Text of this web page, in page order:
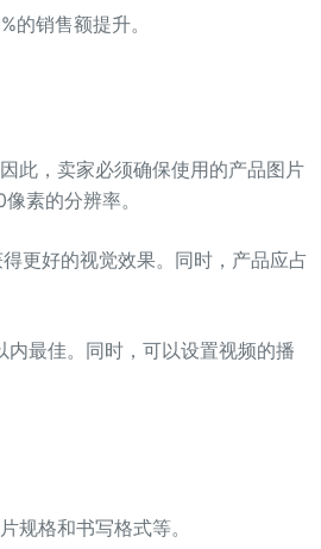
销售额提升。
此，卖家必须确保使用的产品图片
素的分辨率。
更好的视觉效果。同时，产品应占
最佳。同时，可以设置视频的播
规格和书写格式等。